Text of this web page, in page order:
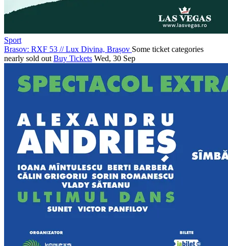
Sport
Brasov: RXF 53 //Lux Divina, Brașov Some ticket categories
nearly sold out Buy Tickets Wed, 30 Sep